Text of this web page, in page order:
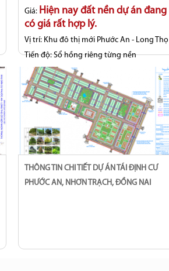
Giá: Hiện nay đất nền dự án đang
có giá rất hợp lý.
Vị trí: Khu đô thị mới Phước An - Long Thọ
Tiến độ:Sổ hồng riêng từng nền
PHƯỚC AN, NHƠN TRẠCH, ĐỒNG NAI